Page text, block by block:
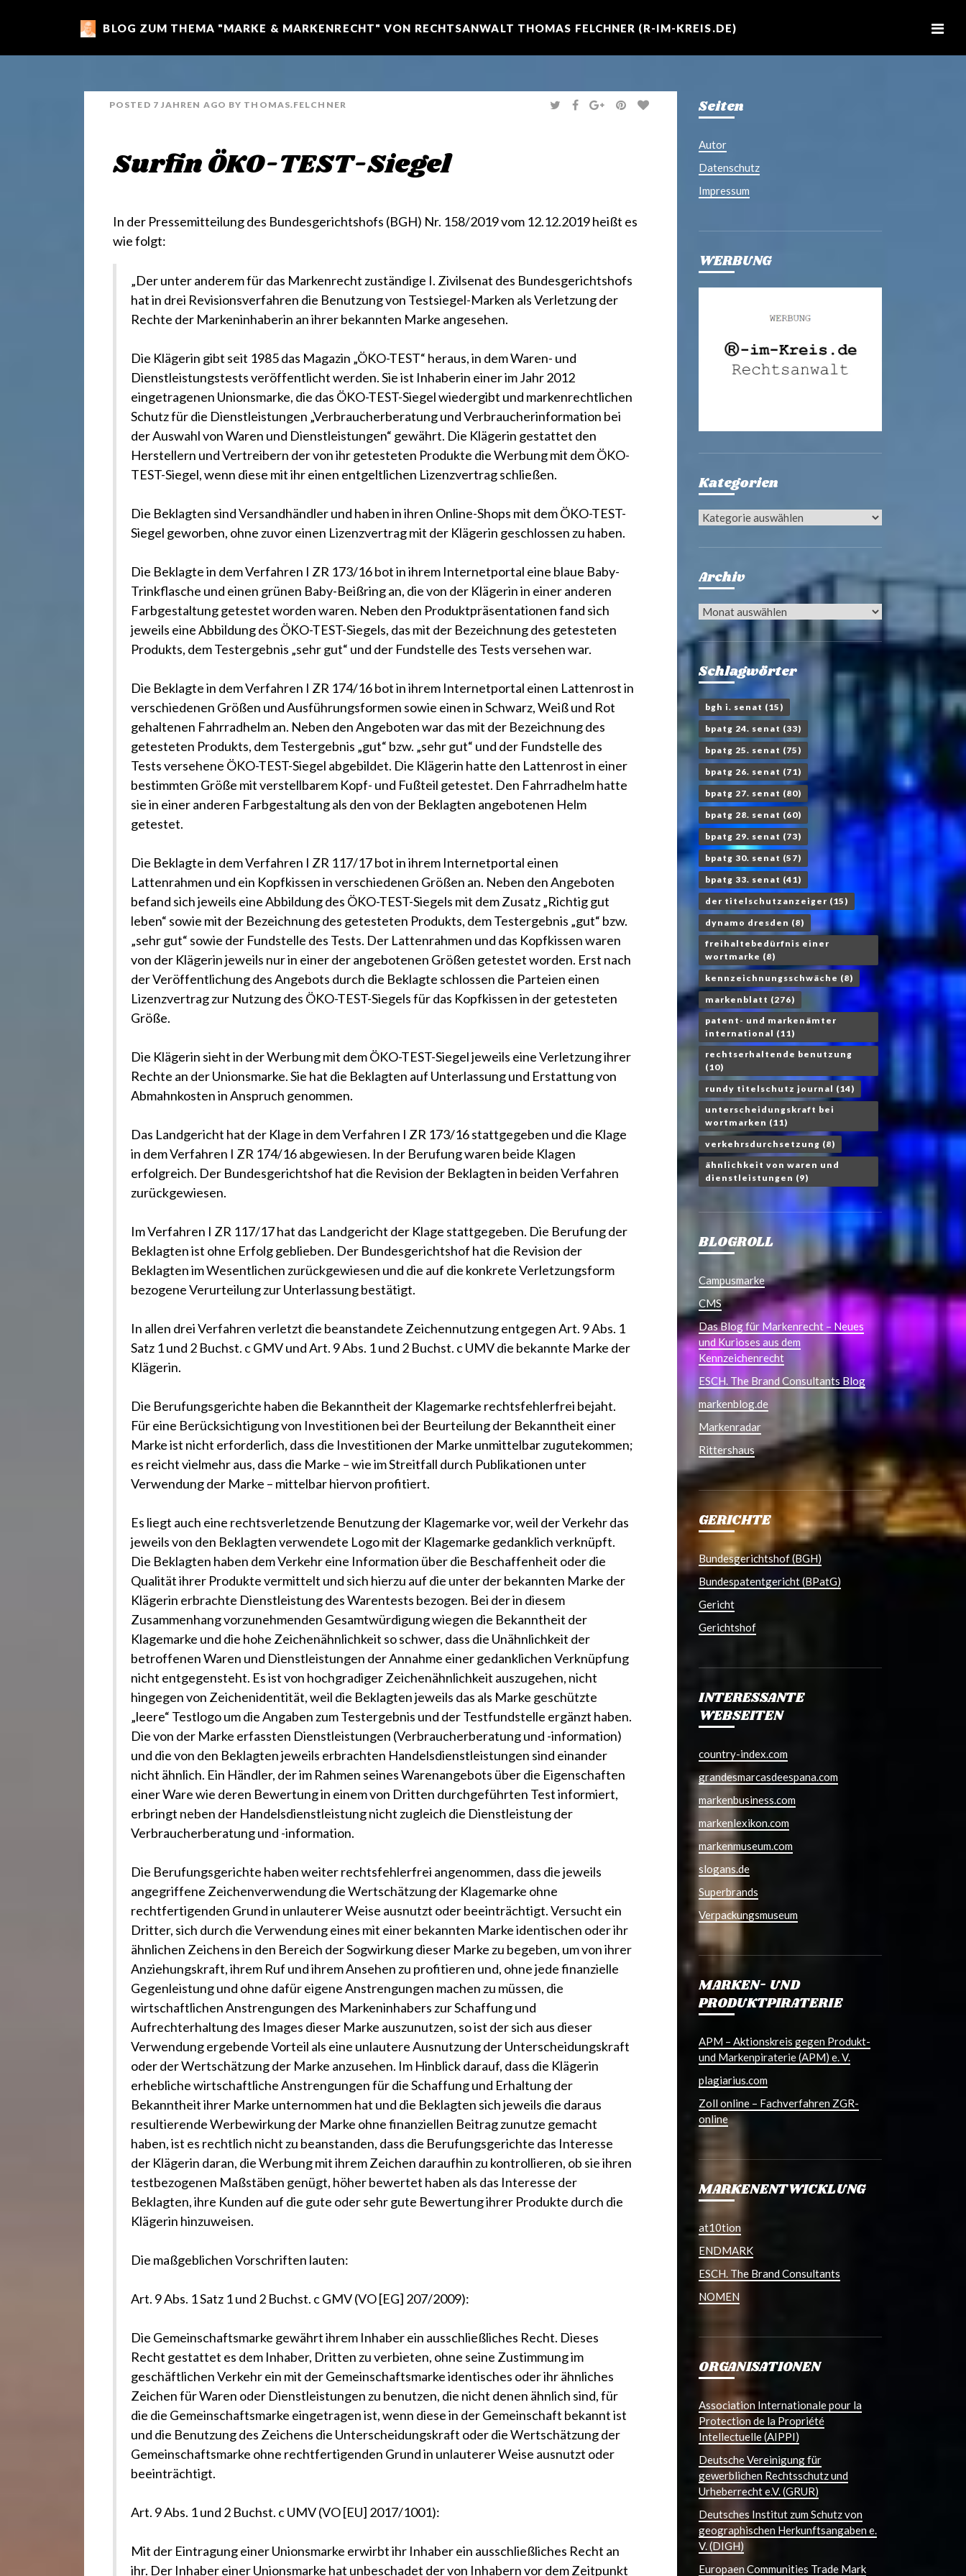
m
a
BLOG ZUM THEMA "MARKE & MARKENRECHT" VON RECHTSANWALT THOMAS FELCHNER (R-IM-KREIS.DE)
POSTED 7 JAHREN AGO BY THOMAS.FELCHNER
T
W
F
A
G
O
P
I
Surfin ÖKO-TEST-Siegel
In der Pressemitteilung des Bundesgerichtshofs (BGH) Nr. 158/2019 vom 12.12.2019 heißt es
wie folgt:
„Der unter anderem für das Markenrecht zuständige I. Zivilsenat des Bundesgerichtshofs
hat in drei Revisionsverfahren die Benutzung von Testsiegel-Marken als Verletzung der
Rechte der Markeninhaberin an ihrer bekannten Marke angesehen.
Die Klägerin gibt seit 1985 das Magazin „ÖKO-TEST“ heraus, in dem Waren- und
Dienstleistungstests veröffentlicht werden. Sie ist Inhaberin einer im Jahr 2012
eingetragenen Unionsmarke, die das ÖKO-TEST-Siegel wiedergibt und markenrechtlichen
Schutz für die Dienstleistungen „Verbraucherberatung und Verbraucherinformation bei
der Auswahl von Waren und Dienstleistungen“ gewährt. Die Klägerin gestattet den
Herstellern und Vertreibern der von ihr getesteten Produkte die Werbung mit dem ÖKO-
TEST-Siegel, wenn diese mit ihr einen entgeltlichen Lizenzvertrag schließen.
Die Beklagten sind Versandhändler und haben in ihren Online-Shops mit dem ÖKO-TEST-
Siegel geworben, ohne zuvor einen Lizenzvertrag mit der Klägerin geschlossen zu haben.
Die Beklagte in dem Verfahren I ZR 173/16 bot in ihrem Internetportal eine blaue Baby-
Trinkflasche und einen grünen Baby-Beißring an, die von der Klägerin in einer anderen
Farbgestaltung getestet worden waren. Neben den Produktpräsentationen fand sich
jeweils eine Abbildung des ÖKO-TEST-Siegels, das mit der Bezeichnung des getesteten
Produkts, dem Testergebnis „sehr gut“ und der Fundstelle des Tests versehen war.
Die Beklagte in dem Verfahren I ZR 174/16 bot in ihrem Internetportal einen Lattenrost in
verschiedenen Größen und Ausführungsformen sowie einen in Schwarz, Weiß und Rot
gehaltenen Fahrradhelm an. Neben den Angeboten war das mit der Bezeichnung des
getesteten Produkts, dem Testergebnis „gut“ bzw. „sehr gut“ und der Fundstelle des
Tests versehene ÖKO-TEST-Siegel abgebildet. Die Klägerin hatte den Lattenrost in einer
bestimmten Größe mit verstellbarem Kopf- und Fußteil getestet. Den Fahrradhelm hatte
sie in einer anderen Farbgestaltung als den von der Beklagten angebotenen Helm
getestet.
Die Beklagte in dem Verfahren I ZR 117/17 bot in ihrem Internetportal einen
Lattenrahmen und ein Kopfkissen in verschiedenen Größen an. Neben den Angeboten
befand sich jeweils eine Abbildung des ÖKO-TEST-Siegels mit dem Zusatz „Richtig gut
leben“ sowie mit der Bezeichnung des getesteten Produkts, dem Testergebnis „gut“ bzw.
„sehr gut“ sowie der Fundstelle des Tests. Der Lattenrahmen und das Kopfkissen waren
von der Klägerin jeweils nur in einer der angebotenen Größen getestet worden. Erst nach
der Veröffentlichung des Angebots durch die Beklagte schlossen die Parteien einen
Lizenzvertrag zur Nutzung des ÖKO-TEST-Siegels für das Kopfkissen in der getesteten
Größe.
Die Klägerin sieht in der Werbung mit dem ÖKO-TEST-Siegel jeweils eine Verletzung ihrer
Rechte an der Unionsmarke. Sie hat die Beklagten auf Unterlassung und Erstattung von
Abmahnkosten in Anspruch genommen.
Das Landgericht hat der Klage in dem Verfahren I ZR 173/16 stattgegeben und die Klage
in dem Verfahren I ZR 174/16 abgewiesen. In der Berufung waren beide Klagen
erfolgreich. Der Bundesgerichtshof hat die Revision der Beklagten in beiden Verfahren
zurückgewiesen.
Im Verfahren I ZR 117/17 hat das Landgericht der Klage stattgegeben. Die Berufung der
Beklagten ist ohne Erfolg geblieben. Der Bundesgerichtshof hat die Revision der
Beklagten im Wesentlichen zurückgewiesen und die auf die konkrete Verletzungsform
bezogene Verurteilung zur Unterlassung bestätigt.
In allen drei Verfahren verletzt die beanstandete Zeichennutzung entgegen Art. 9 Abs. 1
Satz 1 und 2 Buchst. c GMV und Art. 9 Abs. 1 und 2 Buchst. c UMV die bekannte Marke der
Klägerin.
Die Berufungsgerichte haben die Bekanntheit der Klagemarke rechtsfehlerfrei bejaht.
Für eine Berücksichtigung von Investitionen bei der Beurteilung der Bekanntheit einer
Marke ist nicht erforderlich, dass die Investitionen der Marke unmittelbar zugutekommen;
es reicht vielmehr aus, dass die Marke – wie im Streitfall durch Publikationen unter
Verwendung der Marke – mittelbar hiervon profitiert.
Es liegt auch eine rechtsverletzende Benutzung der Klagemarke vor, weil der Verkehr das
jeweils von den Beklagten verwendete Logo mit der Klagemarke gedanklich verknüpft.
Die Beklagten haben dem Verkehr eine Information über die Beschaffenheit oder die
Qualität ihrer Produkte vermittelt und sich hierzu auf die unter der bekannten Marke der
Klägerin erbrachte Dienstleistung des Warentests bezogen. Bei der in diesem
Zusammenhang vorzunehmenden Gesamtwürdigung wiegen die Bekanntheit der
Klagemarke und die hohe Zeichenähnlichkeit so schwer, dass die Unähnlichkeit der
betroffenen Waren und Dienstleistungen der Annahme einer gedanklichen Verknüpfung
nicht entgegensteht. Es ist von hochgradiger Zeichenähnlichkeit auszugehen, nicht
hingegen von Zeichenidentität, weil die Beklagten jeweils das als Marke geschützte
„leere“ Testlogo um die Angaben zum Testergebnis und der Testfundstelle ergänzt haben.
Die von der Marke erfassten Dienstleistungen (Verbraucherberatung und -information)
und die von den Beklagten jeweils erbrachten Handelsdienstleistungen sind einander
nicht ähnlich. Ein Händler, der im Rahmen seines Warenangebots über die Eigenschaften
einer Ware wie deren Bewertung in einem von Dritten durchgeführten Test informiert,
erbringt neben der Handelsdienstleistung nicht zugleich die Dienstleistung der
Verbraucherberatung und -information.
Die Berufungsgerichte haben weiter rechtsfehlerfrei angenommen, dass die jeweils
angegriffene Zeichenverwendung die Wertschätzung der Klagemarke ohne
rechtfertigenden Grund in unlauterer Weise ausnutzt oder beeinträchtigt. Versucht ein
Dritter, sich durch die Verwendung eines mit einer bekannten Marke identischen oder ihr
ähnlichen Zeichens in den Bereich der Sogwirkung dieser Marke zu begeben, um von ihrer
Anziehungskraft, ihrem Ruf und ihrem Ansehen zu profitieren und, ohne jede finanzielle
Gegenleistung und ohne dafür eigene Anstrengungen machen zu müssen, die
wirtschaftlichen Anstrengungen des Markeninhabers zur Schaffung und
Aufrechterhaltung des Images dieser Marke auszunutzen, so ist der sich aus dieser
Verwendung ergebende Vorteil als eine unlautere Ausnutzung der Unterscheidungskraft
oder der Wertschätzung der Marke anzusehen. Im Hinblick darauf, dass die Klägerin
erhebliche wirtschaftliche Anstrengungen für die Schaffung und Erhaltung der
Bekanntheit ihrer Marke unternommen hat und die Beklagten sich jeweils die daraus
resultierende Werbewirkung der Marke ohne finanziellen Beitrag zunutze gemacht
haben, ist es rechtlich nicht zu beanstanden, dass die Berufungsgerichte das Interesse
der Klägerin daran, die Werbung mit ihrem Zeichen daraufhin zu kontrollieren, ob sie ihren
testbezogenen Maßstäben genügt, höher bewertet haben als das Interesse der
Beklagten, ihre Kunden auf die gute oder sehr gute Bewertung ihrer Produkte durch die
Klägerin hinzuweisen.
Die maßgeblichen Vorschriften lauten:
Art. 9 Abs. 1 Satz 1 und 2 Buchst. c GMV (VO [EG] 207/2009):
Die Gemeinschaftsmarke gewährt ihrem Inhaber ein ausschließliches Recht. Dieses
Recht gestattet es dem Inhaber, Dritten zu verbieten, ohne seine Zustimmung im
geschäftlichen Verkehr ein mit der Gemeinschaftsmarke identisches oder ihr ähnliches
Zeichen für Waren oder Dienstleistungen zu benutzen, die nicht denen ähnlich sind, für
die die Gemeinschaftsmarke eingetragen ist, wenn diese in der Gemeinschaft bekannt ist
und die Benutzung des Zeichens die Unterscheidungskraft oder die Wertschätzung der
Gemeinschaftsmarke ohne rechtfertigenden Grund in unlauterer Weise ausnutzt oder
beeinträchtigt.
Art. 9 Abs. 1 und 2 Buchst. c UMV (VO [EU] 2017/1001):
Mit der Eintragung einer Unionsmarke erwirbt ihr Inhaber ein ausschließliches Recht an
ihr. Der Inhaber einer Unionsmarke hat unbeschadet der von Inhabern vor dem Zeitpunkt
Seiten
Autor
Datenschutz
Impressum
WERBUNG
Kategorien
Kategorien
Archiv
Archiv
Schlagwörter
bgh i. senat (15)
bpatg 24. senat (33)
bpatg 25. senat (75)
bpatg 26. senat (71)
bpatg 27. senat (80)
bpatg 28. senat (60)
bpatg 29. senat (73)
bpatg 30. senat (57)
bpatg 33. senat (41)
der titelschutzanzeiger (15)
dynamo dresden (8)
freihaltebedürfnis einer
wortmarke (8)
kennzeichnungsschwäche (8)
markenblatt (276)
patent- und markenämter
international (11)
rechtserhaltende benutzung
(10)
rundy titelschutz journal (14)
unterscheidungskraft bei
wortmarken (11)
verkehrsdurchsetzung (8)
ähnlichkeit von waren und
dienstleistungen (9)
BLOGROLL
Campusmarke
CMS
Das Blog für Markenrecht – Neues
und Kurioses aus dem
Kennzeichenrecht
ESCH. The Brand Consultants Blog
markenblog.de
Markenradar
Rittershaus
GERICHTE
Bundesgerichtshof (BGH)
Bundespatentgericht (BPatG)
Gericht
Gerichtshof
INTERESSANTE
WEBSEITEN
country-index.com
grandesmarcasdeespana.com
markenbusiness.com
markenlexikon.com
markenmuseum.com
slogans.de
Superbrands
Verpackungsmuseum
MARKEN- UND
PRODUKTPIRATERIE
APM – Aktionskreis gegen Produkt-
und Markenpiraterie (APM) e. V.
plagiarius.com
Zoll online – Fachverfahren ZGR-
online
MARKENENTWICKLUNG
at10tion
ENDMARK
ESCH. The Brand Consultants
NOMEN
ORGANISATIONEN
Association Internationale pour la
Protection de la Propriété
Intellectuelle (AIPPI)
Deutsche Vereinigung für
gewerblichen Rechtsschutz und
Urheberrecht e.V. (GRUR)
Deutsches Institut zum Schutz von
geographischen Herkunftsangaben e.
V. (DIGH)
Europaen Communities Trade Mark